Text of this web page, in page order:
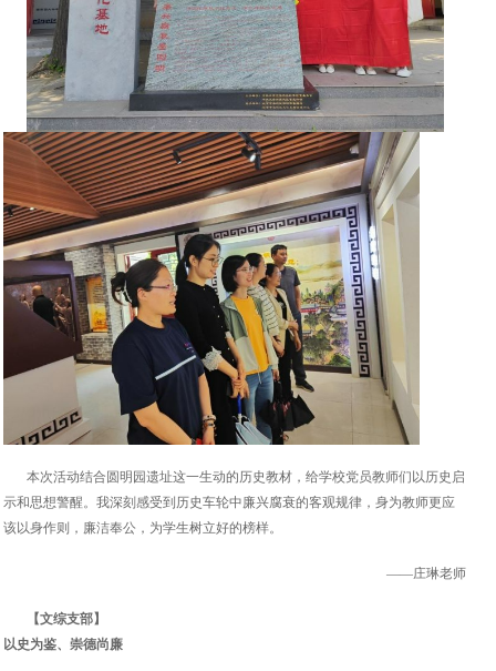
本次活动结合圆明园遗址这一生动的历史教材，给学校党员教师们以历史启
示和思想警醒。我深刻感受到历史车轮中廉兴腐衰的客观规律，身为教师更应
该以身作则，廉洁奉公，为学生树立好的榜样。
——庄琳老师
【文综支部】
以史为鉴、崇德尚廉